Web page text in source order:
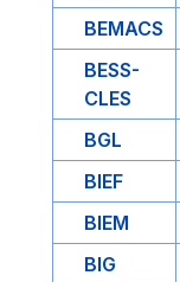
BEMACS
BESS-
CLES
BGL
BIEF
BIEM
BIG